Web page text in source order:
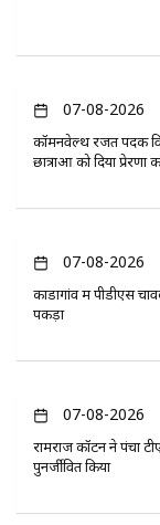
07-08-2026
कॉमनवेल्थ रजत पदक
छात्राओं को दिया प्रेरणा
07-08-2026
कोंडागांव में पीडीएस
पकड़ा
07-08-2026
रामराज कॉटन ने पंचा
पुनर्जीवित किया